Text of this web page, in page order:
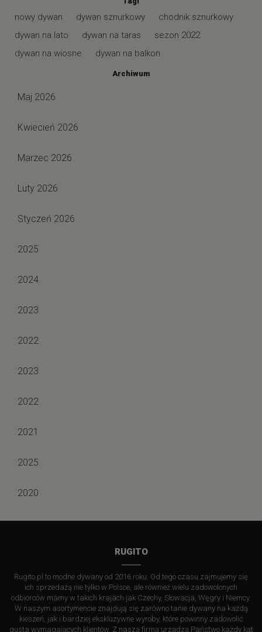
nowy dywan dywan sznurkowy
chodnik sznurkowy
dywan na lato
dywan na taras
sezon 2022
dywan na wiosne
dywan na balkon
Archiwum
Maj 2026
Kwiecień 2026
Marzec 2026
Luty 2026
Styczeń 2026
2025
2024
2023
2022
2023
2022
2021
2025
2020
RUGITO
Rugito.pl to modne dywany od 2016 roku. Od tego czasu zajmujemy się
ich sprzedażą nie tylko w Polsce, ale również wielu zadowolonych
odbiorców mamy w takich krajach jak Czechy, Słowacja, Węgry i Niemcy.
W naszym asortymencie znajdują się zarówno tanie dywany na każdą
kieszeń, jak i bardziej ekskluzywne wyroby, które powinny zadowolić
gusta wymagających klientów. Z naszą firmą urządzą Państwo każdy kąt